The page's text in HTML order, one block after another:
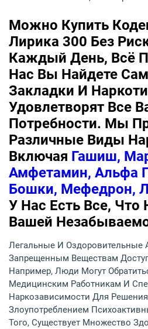
Можно Купить
Лирика 300 Без
Каждый День, Всё
Нас Вы Найдете
Закладки И
Удовлетворят Все
Потребности. Мы
Различные Виды
Включая Гашиш,
Амфетамин, Альфа
Бошки, Мефедрон,
У Нас Есть Все,
Вашей
Легальные И Оздоровительные
Запрещенным Веществам
Например, Люди Могут
Медицинским Работникам И
Наркозависимости Для
Злоупотреблением
Того, Существует Множество